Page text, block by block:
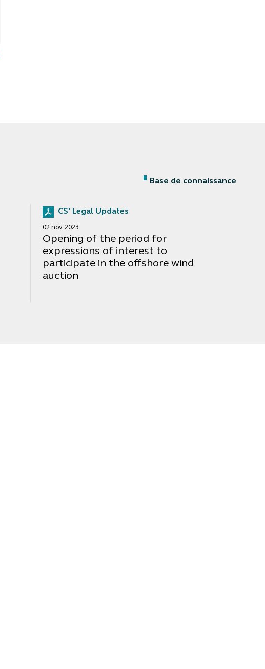
Base de connaissance
CS' Legal Updates
02 nov. 2023
Opening of the period for
expressions of interest to
participate in the offshore wind
auction